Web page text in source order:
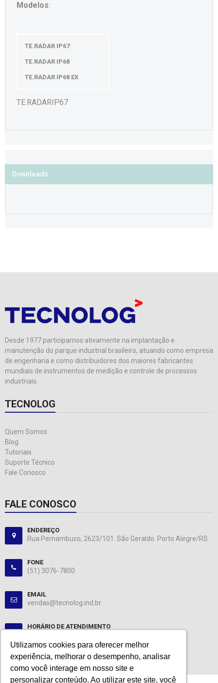
Utilizamos cookies para oferecer melhor
experiência, melhorar o desempenho, analisar
como você interage em nosso site e
personalizar conteúdo. Ao utilizar este site, você
Utilizamos cookies para oferecer melhor
experiência, melhorar o desempenho, analisar
como você interage em nosso site e
personalizar conteúdo. Ao utilizar este site, você
Modelos:
TE.RADAR IP67
TE.RADAR IP68
TE.RADAR IP68 EX
TE.RADARIP67
Downloads
Desde 1977 participamos ativamente na implantação e
manutenção do parque industrial brasileiro, atuando como empresa
de engenharia e como distribuidores dos maiores fabricantes
mundiais de instrumentos de medição e controle de processos
industriais.
TECNOLOG
Quem Somos
Blog
Tutoriais
Suporte Técnico
Fale Conosco
FALE CONOSCO
ENDEREÇO
Rua Pernambuco, 2623/101. São Geraldo. Porto Alegre/RS
FONE
(51) 3076-7800
EMAIL
vendas@tecnolog.ind.br
HORÁRIO DE ATENDIMENTO